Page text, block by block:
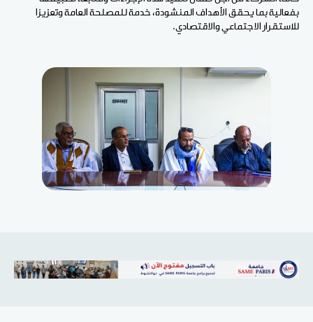
بفعالية بما يحقق الأهداف المنشودة، خدمة للمصلحة العامة وتعزيزا
للاستقرار الاجتماعي والاقتصادي.